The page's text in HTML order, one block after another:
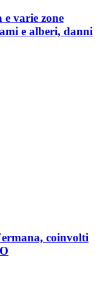
varie zone
e alberi, danni
coinvolti